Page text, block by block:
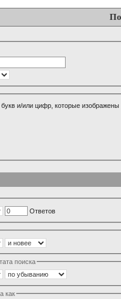
и/или цифр, которые изображены
Ответов
поиска
как